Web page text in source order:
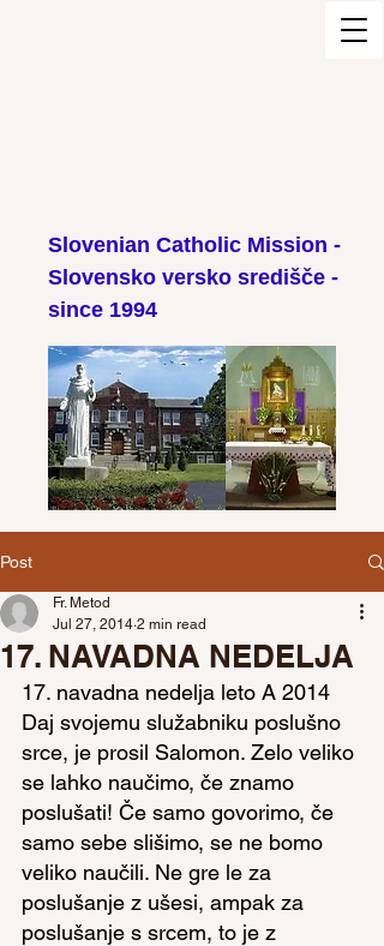
Slovenian Catholic Mission -
Slovensko versko središče -
since 1994
Post
17. NAVADNA NEDELJA
Fr. Metod
Jul 27, 2014 2 min read
17. navadna nedelja leto A 2014
Daj svojemu služabniku poslušno
srce, je prosil Salomon. Zelo veliko
se lahko naučimo, če znamo
poslušati! Če samo govorimo, če
samo sebe slišimo, se ne bomo
veliko naučili. Ne gre le za
poslušanje z ušesi, ampak za
poslušanje s srcem, to je z